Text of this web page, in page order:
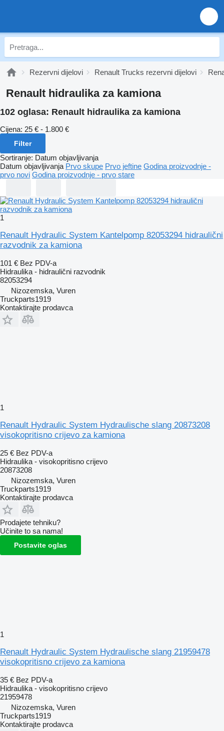
Rezervni dijelovi Renault Trucks rezervni dijelovi
Renault hidraulika za kamiona
102 oglasa: Renault hidraulika za kamiona
Cijena: 25 € - 1.800 €
Filter
Sortiranje: Datum objavljivanja
Datum objavljivanja Prvo skupe Prvo jeftine Godina proizvodnje -
prvo novi Godina proizvodnje - prvo stare
1
Renault Hydraulic System Kantelpomp 82053294 hidraulični
razvodnik za kamiona
101 € Bez PDV-a
Hidraulika - hidraulični razvodnik
82053294
Nizozemska, Vuren
Truckparts1919
Kontaktirajte prodavca
1
Renault Hydraulic System Hydraulische slang 20873208
visokopritisno crijevo za kamiona
25 € Bez PDV-a
Hidraulika - visokopritisno crijevo
20873208
Nizozemska, Vuren
Truckparts1919
Kontaktirajte prodavca
Prodajete tehniku?
Učinite to sa nama!
Postavite oglas
1
Renault Hydraulic System Hydraulische slang 21959478
visokopritisno crijevo za kamiona
35 € Bez PDV-a
Hidraulika - visokopritisno crijevo
21959478
Nizozemska, Vuren
Truckparts1919
Kontaktirajte prodavca